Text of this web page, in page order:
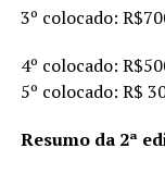
3º colocado:
4º colocado:
5º colocado: R$
Resumo da 2ª